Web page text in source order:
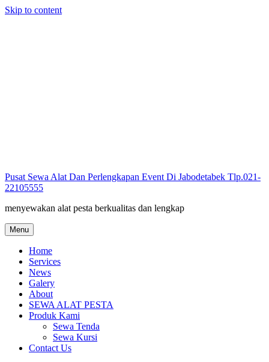
Skip to content
Pusat Sewa Alat Dan Perlengkapan Event Di Jabodetabek Tlp.021-
22105555
menyewakan alat pesta berkualitas dan lengkap
Menu
Home
Services
News
Galery
About
SEWA ALAT PESTA
Produk Kami
Sewa Tenda
Sewa Kursi
Contact Us